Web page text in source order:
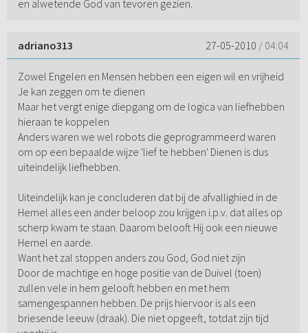
en alwetende God van tevoren gezien.
adriano313 27-05-2010 / 04:04
Zowel Engelen en Mensen hebben een eigen wil en vrijheid
Je kan zeggen om te dienen
Maar het vergt enige diepgang om de logica van liefhebben
hieraan te koppelen
Anders waren we wel robots die geprogrammeerd waren
om op een bepaalde wijze 'lief te hebben' Dienen is dus
uiteindelijk liefhebben.
Uiteindelijk kan je concluderen dat bij de afvallighied in de
Hemel alles een ander beloop zou krijgen i.p.v. dat alles op
scherp kwam te staan. Daarom belooft Hij ook een nieuwe
Hemel en aarde.
Want het zal stoppen anders zou God, God niet zijn
Door de machtige en hoge positie van de Duivel (toen)
zullen vele in hem gelooft hebben en met hem
samengespannen hebben. De prijs hiervoor is als een
briesende leeuw (draak). Die niet opgeeft, totdat zijn tijd